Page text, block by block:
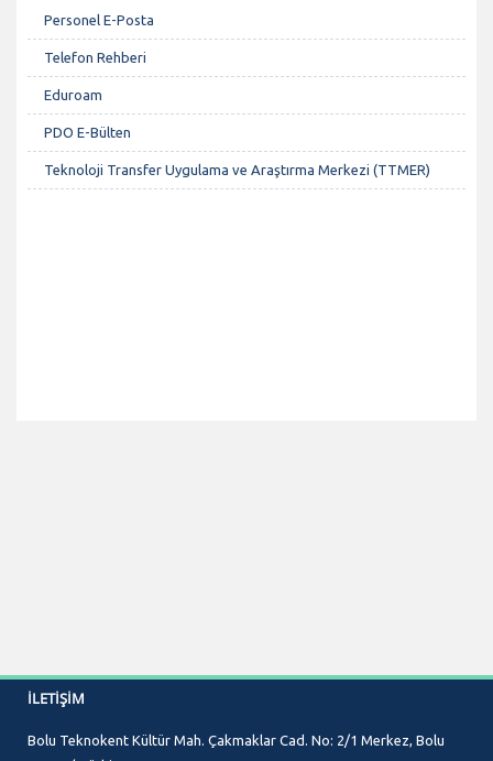
Personel E-Posta
Telefon Rehberi
Eduroam
PDO E-Bülten
Teknoloji Transfer Uygulama ve Araştırma Merkezi (TTMER)
İLETIŞIM
Bolu Teknokent Kültür Mah. Çakmaklar Cad. No: 2/1 Merkez, Bolu